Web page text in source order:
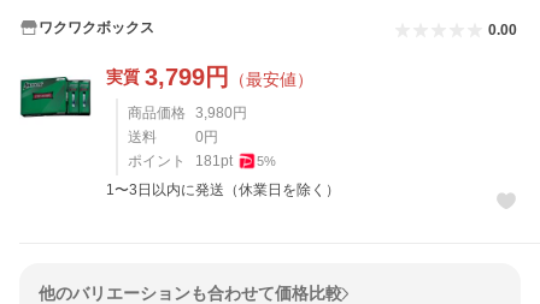
ワクワクボックス 0.00
実質 3,799円 （最安値）
商品価格 3,980 円
送料
0 円
ポイント
181pt 5%
1〜3日以内に発送（休業日を除く）
他のバリエーションも合わせて価格比較